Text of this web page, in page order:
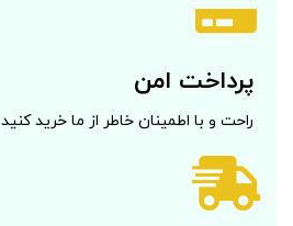
پرداخت امن
راحت و با اطمینان خاطر از ما خرید کنید